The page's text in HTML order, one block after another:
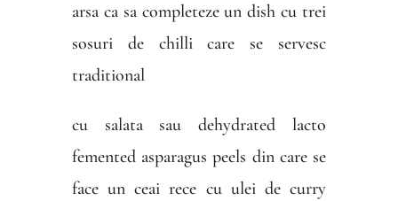
arsa ca sa completeze un dish cu trei
sosuri de chilli care se servesc
traditional
cu salata sau dehydrated lacto
femented asparagus peels din care se
face un ceai rece cu ulei de curry